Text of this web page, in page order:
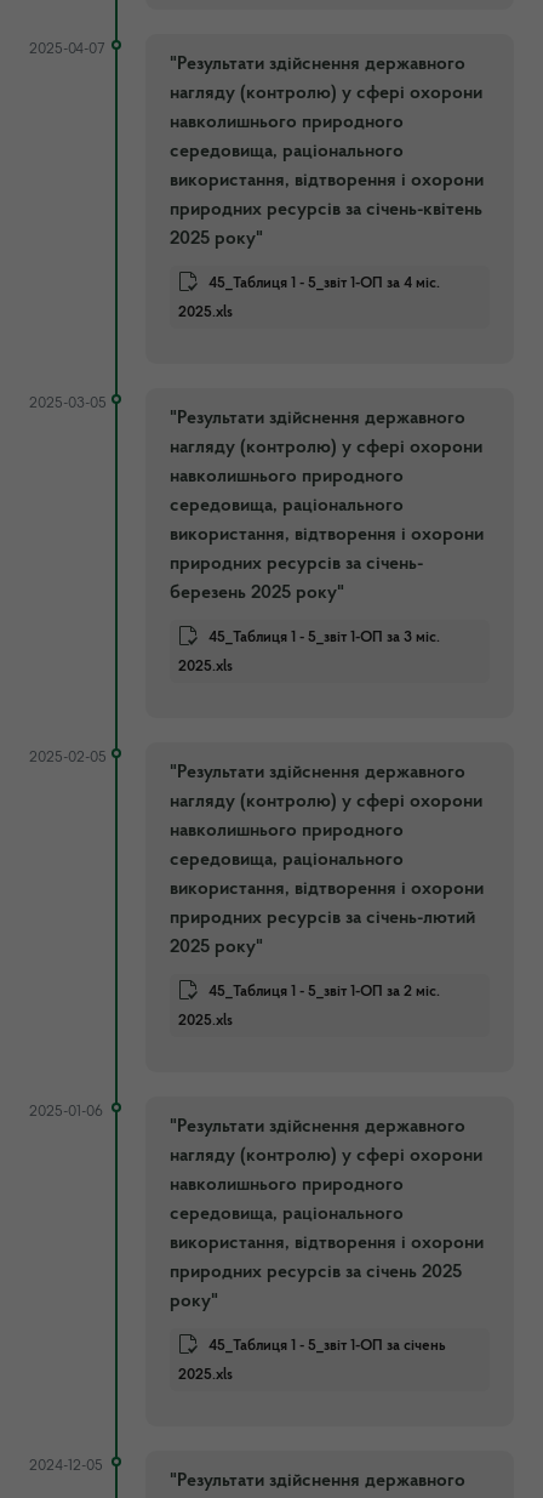
2025-04-07
"Результати здійснення державного
нагляду (контролю) у сфері охорони
навколишнього природного
середовища, раціонального
використання, відтворення і охорони
природних ресурсів за січень-квітень
2025 року"
45_Таблиця 1 - 5_звіт 1-ОП за 4 міс.
2025.xls
2025-03-05
"Результати здійснення державного
нагляду (контролю) у сфері охорони
навколишнього природного
середовища, раціонального
використання, відтворення і охорони
природних ресурсів за січень-
березень 2025 року"
45_Таблиця 1 - 5_звіт 1-ОП за 3 міс.
2025.xls
2025-02-05
"Результати здійснення державного
нагляду (контролю) у сфері охорони
навколишнього природного
середовища, раціонального
використання, відтворення і охорони
природних ресурсів за січень-лютий
2025 року"
45_Таблиця 1 - 5_звіт 1-ОП за 2 міс.
2025.xls
2025-01-06
"Результати здійснення державного
нагляду (контролю) у сфері охорони
навколишнього природного
середовища, раціонального
використання, відтворення і охорони
природних ресурсів за січень 2025
року"
45_Таблиця 1 - 5_звіт 1-ОП за січень
2025.xls
2024-12-05
"Результати здійснення державного